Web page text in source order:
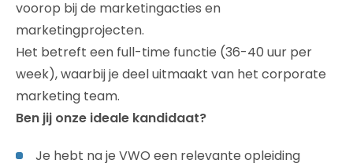
voorop bij de marketingacties en
marketingprojecten.
Het betreft een full-time functie (36-40 uur per
week), waarbij je deel uitmaakt van het corporate
marketing team.
Ben jij onze ideale kandidaat?
Je hebt na je VWO een relevante opleiding